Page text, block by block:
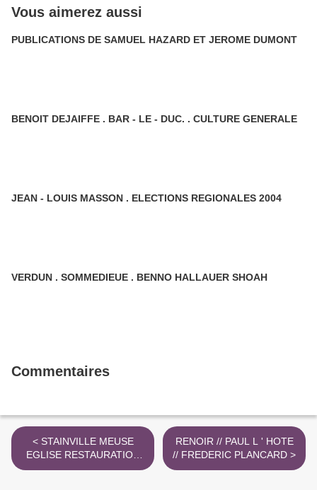
Vous aimerez aussi
PUBLICATIONS DE SAMUEL HAZARD ET JEROME DUMONT
BENOIT DEJAIFFE . BAR - LE - DUC. . CULTURE GENERALE
JEAN - LOUIS MASSON . ELECTIONS REGIONALES 2004
VERDUN . SOMMEDIEUE . BENNO HALLAUER SHOAH
Commentaires
< STAINVILLE MEUSE
EGLISE RESTAURATION
PHOTO
RENOIR // PAUL L ' HOTE
// FREDERIC PLANCARD >